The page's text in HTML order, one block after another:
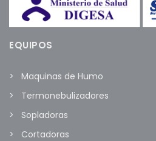
EQUIPOS
Maquinas de Humo
Termonebulizadores
Sopladoras
Cortadoras